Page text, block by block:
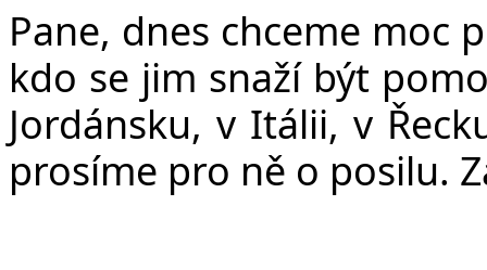
Pane, dnes chceme moc
kdo se jim snaží být
Jordánsku, v Itálii, v
prosíme pro ně o posilu.